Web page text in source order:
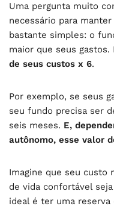
Uma pergunta muito
necessário para
bastante simples: o
maior que seus gastos.
de seus custos x 6.
Por exemplo, se seus
seu fundo precisa ser
seis meses. E,
autônomo, esse valor
Imagine que seu custo
de vida confortável
ideal é ter uma